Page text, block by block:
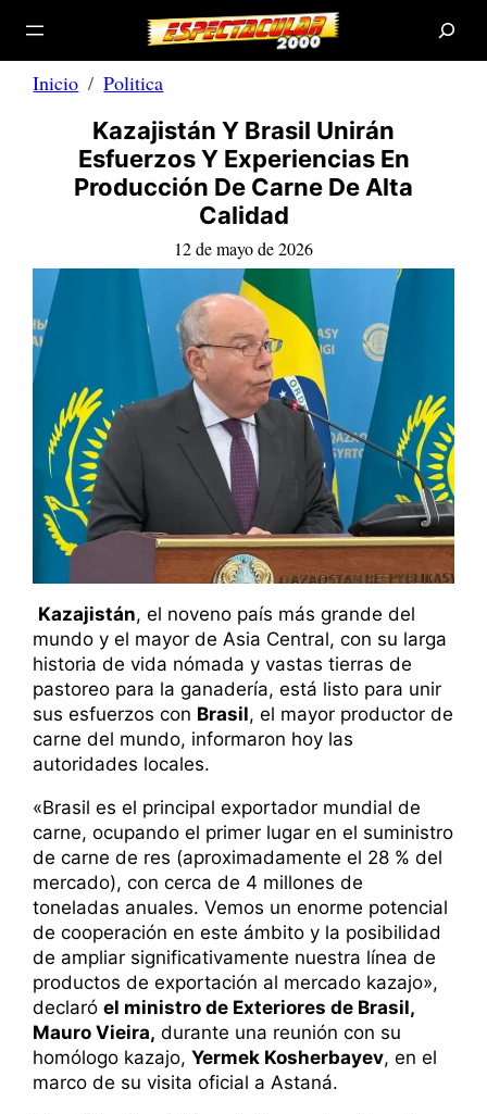
Saltar
contenido
a
Inicio Politica
Kazajistán Y Brasil Unirán
Esfuerzos Y Experiencias En
Producción De Carne De Alta
Calidad
12 de mayo de 2026
Kazajistán, el noveno país más grande del
mundo y el mayor de Asia Central, con su larga
historia de vida nómada y vastas tierras de
pastoreo para la ganadería, está listo para unir
sus esfuerzos con Brasil, el mayor productor de
carne del mundo, informaron hoy las
autoridades locales.
«Brasil es el principal exportador mundial de
carne, ocupando el primer lugar en el suministro
de carne de res (aproximadamente el 28 % del
mercado), con cerca de 4 millones de
toneladas anuales. Vemos un enorme potencial
de cooperación en este ámbito y la posibilidad
de ampliar significativamente nuestra línea de
productos de exportación al mercado kazajo»,
declaróel ministro de Exteriores de Brasil,
Mauro Vieira, durante una reunión con su
homólogo kazajo,Yermek Kosherbayev, en el
marco de su visita oficial a Astaná.